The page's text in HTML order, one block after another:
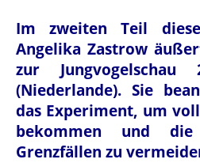
Im zweiten Teil
Angelika Zastrow
zur
(Niederlande). Sie
das Experiment, um
bekommen und
Grenzfällen zu